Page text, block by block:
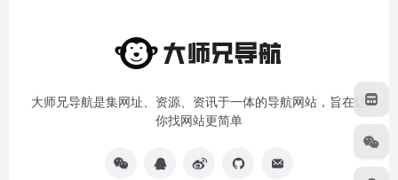
大师兄导航是集网址、资源、资讯于一体的导航网站，旨在让
你找网站更简单